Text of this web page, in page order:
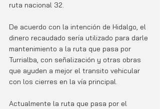
ruta nacional 32.
De acuerdo con la intención de Hidalgo, el
dinero recaudado sería utilizado para darle
mantenimiento a la ruta que pasa por
Turrialba, con señalización y otras obras
que ayuden a mejor el transito vehicular
con los cierres en la vía principal.
Actualmente la ruta que pasa por el